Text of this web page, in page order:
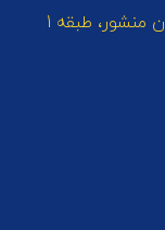
طبقه 1